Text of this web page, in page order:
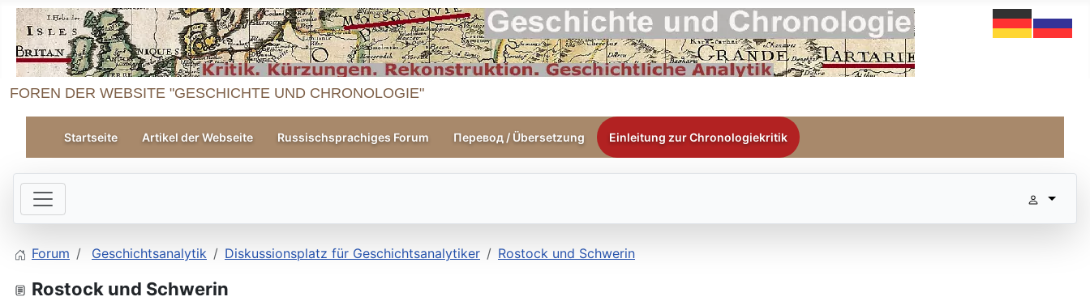
FOREN DER WEBSITE "GESCHICHTE UND CHRONOLOGIE"
Startseite Artikel der Webseite Russischsprachiges Forum Перевод / Übersetzung Einleitung zur Chronologiekritik
Forum Geschichtsanalytik Diskussionsplatz für Geschichtsanalytiker Rostock und Schwerin
Rostock und Schwerin